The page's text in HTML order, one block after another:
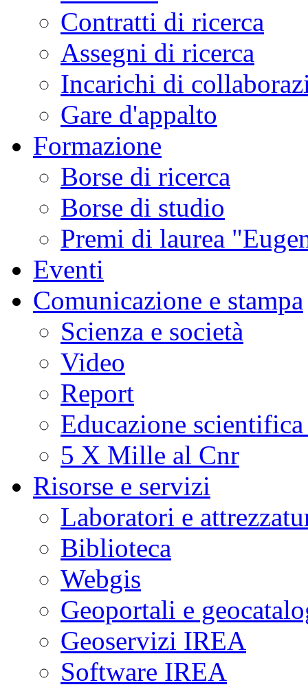
Contratti di ricerca
Assegni di ricerca
Incarichi di
Gare d'appalto
Formazione
Borse di ricerca
Borse di studio
Premi di laurea
Eventi
Comunicazione e stampa
Scienza e società
Video
Report
Educazione
5 X Mille al Cnr
Risorse e servizi
Laboratori e
Biblioteca
Webgis
Geoportali e
Geoservizi IREA
Software IREA